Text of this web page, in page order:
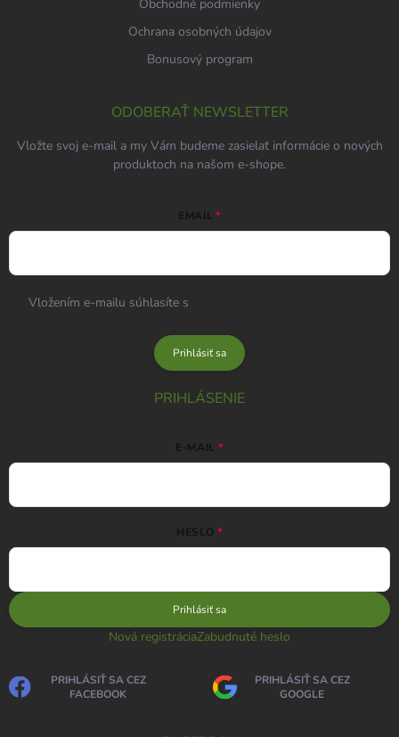
Obchodné podmienky
Ochrana osobných údajov
Bonusový program
ODOBERAŤ NEWSLETTER
Vložte svoj e-mail a my Vám budeme zasielať informácie o nových
produktoch na našom e-shope.
EMAIL
Vložením e-mailu súhlasíte s
Prihlásiť sa
PRIHLÁSENIE
E-MAIL
HESLO
Prihlásiť sa
Nová registráciaZabudnuté heslo
PRIHLÁSIŤ SA CEZ
FACEBOOK
PRIHLÁSIŤ SA CEZ
GOOGLE